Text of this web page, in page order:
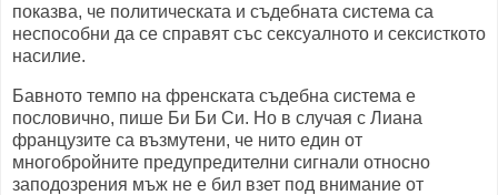
показва, че политическата и съдебната система са
неспособни да се справят със сексуалното и сексисткото
насилие.
Бавното темпо на френската съдебна система е
пословично, пише Би Би Си. Но в случая с Лиана
французите са възмутени, че нито един от
многобройните предупредителни сигнали относно
заподозрения мъж не е бил взет под внимание от